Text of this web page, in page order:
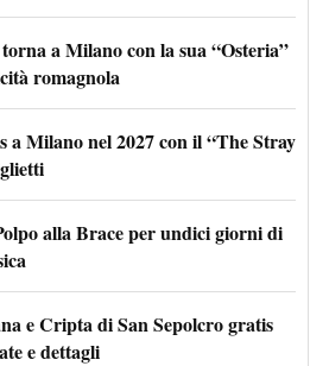
a Milano con la sua “Osteria”
romagnola
a Milano nel 2027 con il “The Stray
alla Brace per undici giorni di
e Cripta di San Sepolcro gratis
e dettagli